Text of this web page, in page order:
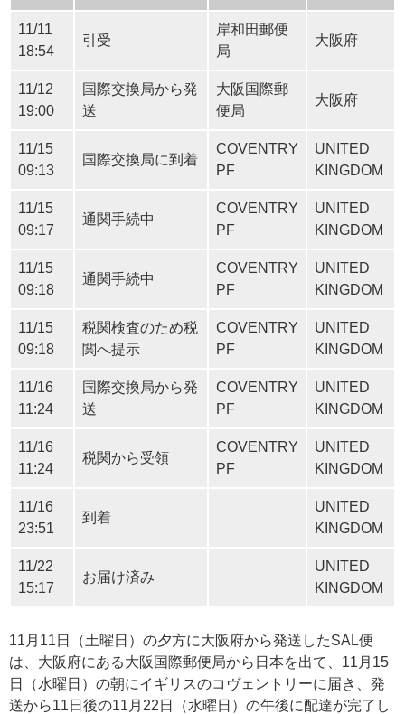
11/11
18:54
引受
岸和田郵便
局
大阪府
11/12
19:00
国際交換局から発
送
大阪国際郵
便局
大阪府
11/15
09:13
国際交換局に到着
COVENTRY
PF
UNITED
KINGDOM
11/15
09:17
通関手続中
COVENTRY
PF
UNITED
KINGDOM
11/15
09:18
通関手続中
COVENTRY
PF
UNITED
KINGDOM
11/15
09:18
税関検査のため税
関へ提示
COVENTRY
PF
UNITED
KINGDOM
11/16
11:24
国際交換局から発
送
COVENTRY
PF
UNITED
KINGDOM
11/16
11:24
税関から受領
COVENTRY
PF
UNITED
KINGDOM
11/16
23:51
到着
UNITED
KINGDOM
11/22
15:17
お届け済み
UNITED
KINGDOM
11月11日（土曜日）の夕方に大阪府から発送したSAL便
は、大阪府にある大阪国際郵便局から日本を出て、11月15
日（水曜日）の朝にイギリスのコヴェントリーに届き、発
送から11日後の11月22日（水曜日）の午後に配達が完了し